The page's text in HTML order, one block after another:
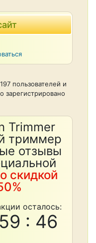
пользователей и
зарегистрировано
Trimmer
триммер
отзывы
скидкой
осталось:
: 45